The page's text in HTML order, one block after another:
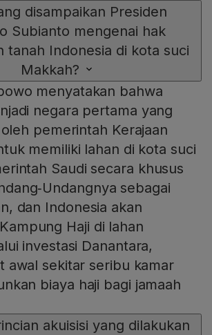
disampaikan Presiden
Subianto mengenai hak
tanah Indonesia di kota suci
Makkah?
menyatakan bahwa
negara pertama yang
pemerintah Kerajaan
memiliki lahan di kota suci
Saudi secara khusus
sebagai
dan Indonesia akan
Haji di lahan
investasi Danantara,
awal sekitar seribu kamar
biaya haji bagi jamaah
akuisisi yang dilakukan